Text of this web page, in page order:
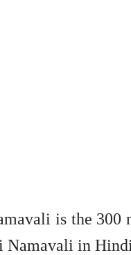
is the 300
Namavali in